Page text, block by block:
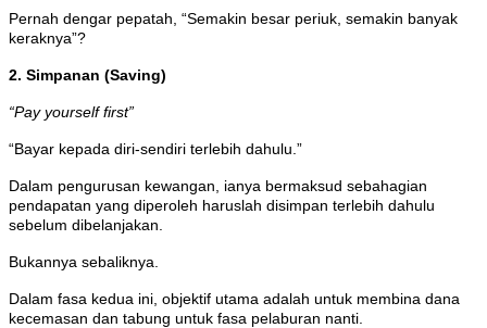
Pernah dengar pepatah, “Semakin besar periuk, semakin banyak
keraknya”?
2. Simpanan (Saving)
“Pay yourself first”
“Bayar kepada diri-sendiri terlebih dahulu.”
Dalam pengurusan kewangan, ianya bermaksud sebahagian
pendapatan yang diperoleh haruslah disimpan terlebih dahulu
sebelum dibelanjakan.
Bukannya sebaliknya.
Dalam fasa kedua ini, objektif utama adalah untuk membina dana
kecemasan dan tabung untuk fasa pelaburan nanti.